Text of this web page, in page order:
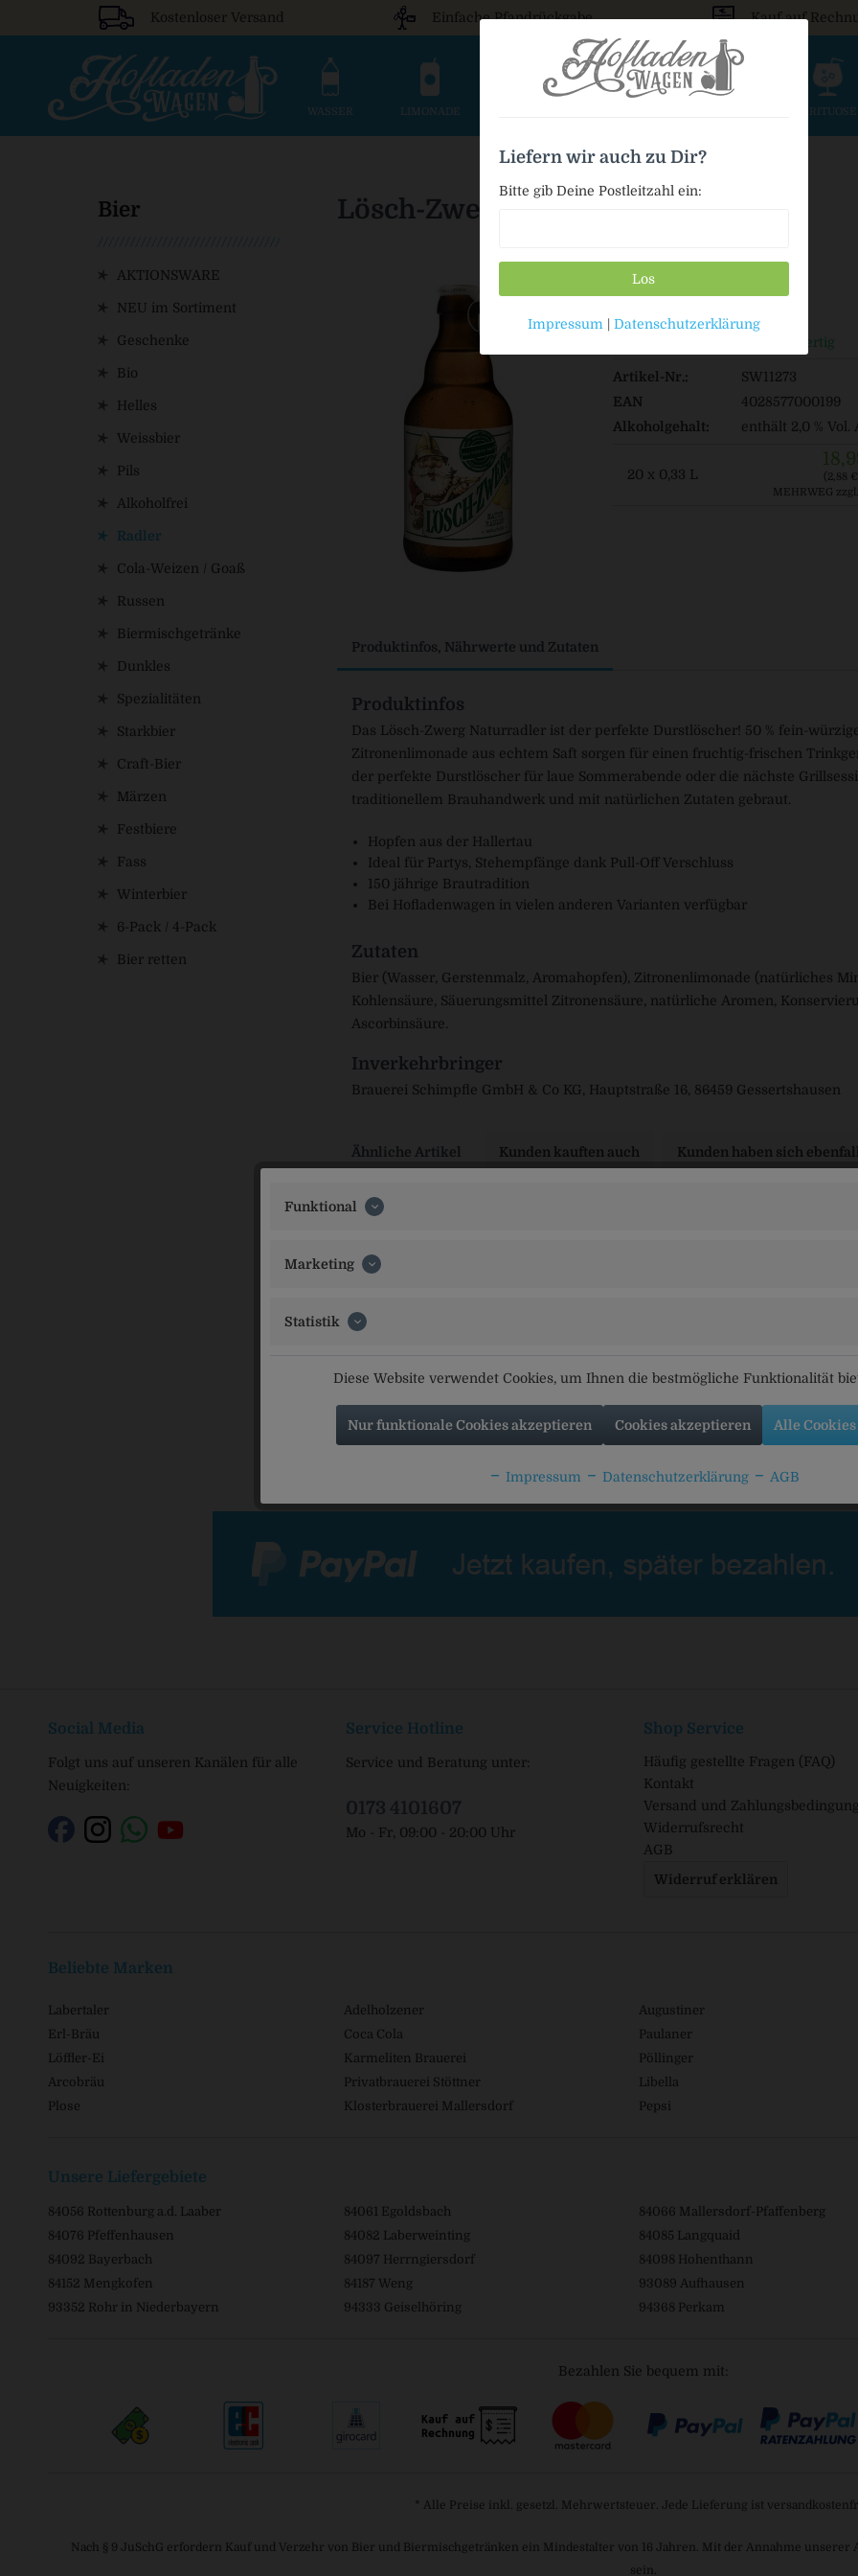
Kostenloser Versand Einfache Pfandrückgabe Kauf auf
WASSER LIMONADE
Bier
AKTIONSWARE
NEU im Sortiment
Geschenke
Bio
Helles
Weissbier
Pils
Alkoholfrei
Radler
Cola-Weizen / Goaß
Russen
Biermischgetränke
Dunkles
Spezialitäten
Starkbier
Craft-Bier
Märzen
Festbiere
Fass
Winterbier
6-Pack / 4-Pack
Bier retten
Lösch-Zwerg Naturradler
18,99 € *
Auf Lager / Sofort versandfertig
Artikel-Nr.:
SW11273
EAN
4028577000199
Alkoholgehalt:
enthält 2,0 % Vol.
20 x 0,33 L
(2,88
MEHRWEG
Produktinfos, Nährwerte und Zutaten
Produktinfos
Das Lösch-Zwerg Naturradler ist der perfekte Durstlöscher! 50 % fein-
Zitronenlimonade aus echtem Saft sorgen für einen fruchtig-frischen
der perfekte Durstlöscher für laue Sommerabende oder die nächste
traditionellem Brauhandwerk und mit natürlichen Zutaten gebraut.
Hopfen aus der Hallertau
Ideal für Partys, Stehempfänge dank Pull-Off Verschluss
150 jährige Brautradition
Bei Hofladenwagen in vielen anderen Varianten verfügbar
Zutaten
Bier (Wasser, Gerstenmalz, Aromahopfen), Zitronenlimonade (natürliches
Kohlensäure, Säuerungsmittel Zitronensäure, natürliche Aromen,
Ascorbinsäure.
Inverkehrbringer
Brauerei Schimpfle GmbH & Co KG, Hauptstraße 16, 86459 Gessertshausen
Ähnliche Artikel Kunden kauften auch Kunden haben sich
Social Media
Folgt uns auf unseren Kanälen für alle
Neuigkeiten:
Service Hotline
Service und Beratung unter:
0173 4101607
Mo - Fr, 09:00 - 20:00 Uhr
Shop Service
Häufig gestellte Fragen (FAQ)
Kontakt
Versand und
Widerrufsrecht
AGB
Widerruf erklären
Beliebte Marken
Labertaler Adelholzener Augustiner
Erl-Bräu
Coca Cola Paulaner
Löffler-Ei
Karmeliten Brauerei Pöllinger
Arcobräu
Privatbrauerei Stöttner Libella
Plose
Klosterbrauerei Mallersdorf Pepsi
Unsere Liefergebiete
84056 Rottenburg a.d. Laaber 84061 Egoldsbach 84066 Mallersdorf-Pfaffenberg
84076 Pfeffenhausen
84082 Laberweinting 84085 Langquaid
84092 Bayerbach
84097 Herrngiersdorf 84098 Hohenthann
84152 Mengkofen
84187 Weng 93089 Aufhausen
93352 Rohr in Niederbayern
94333 Geiselhöring 94368 Perkam
Bezahlen Sie bequem mit:
* Alle Preise inkl. gesetzl. Mehrwertsteuer. Jede Lieferung ist
Nach § 9 JuSchG erfordern Kauf und Verzehr von Bier und Biermischgetränken ein Mindestalter von 16 Jahren. Mit der Annahme unserer
sein.
Funktional
Marketing
Statistik
Diese Website verwendet Cookies, um Ihnen die bestmögliche Funktionalität
Nur funktionale Cookies akzeptieren Cookies akzeptieren Alle
Impressum Datenschutzerklärung AGB
Liefern wir auch zu Dir?
Bitte gib Deine Postleitzahl ein:
Los
Impressum | Datenschutzerklärung